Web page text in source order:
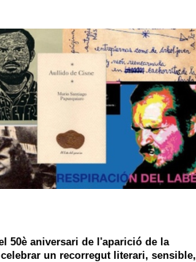
50è aniversari de l'aparició de la
un recorregut literari, sensible,